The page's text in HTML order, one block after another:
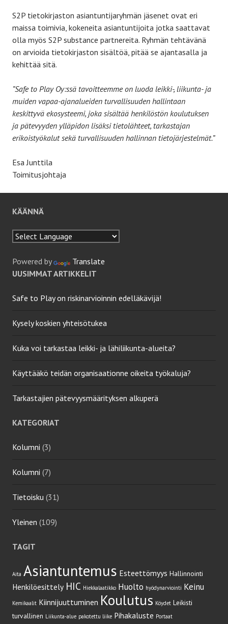
S2P tietokirjaston asiantuntijaryhmän jäsenet ovat eri
maissa toimivia, kokeneita asiantuntijoita jotka saattavat
olla myös S2P substance partnereita. Ryhmän tehtävänä
on arvioida tietokirjaston sisältöä, pitää se ajantasalla ja
kehittää sitä.
”Safe to Play Oy:ssä tavoitteemme on luoda leikki-, liikunta- ja
muiden vapaa-ajanalueiden turvallisuuden hallintaan
keskittyvä ekosysteemi, joka sisältää henkilöstön koulutuksen
ja pätevyyden ylläpidon lisäksi tietolähteet, tarkastajan
erikoistyökalut sekä turvallisuuden hallinnan tietojärjestelmät.”
Esa Junttila
Toimitusjohtaja
KÄÄNNÄ
Powered by
Translate
UUSIMMAT ARTIKKELIT
Safe to Play on riskinarvioinnin edelläkävijä!
Kysely koskien yhteisötukea
Kuka voi tarkastaa leikki- ja lähiliikunta-alueita?
Käyttääkö teidän organisaationne oikeita työkaluja?
Tarkastajien pätevyysmäärityksen alkuperä
KATEGORIAT
Kolumni (3)
Kolumni (7)
Tietoisku (31)
Yleinen (109)
TAGIT
Aita Asiantuntemus Esteettömyys Hallinnointi
Henkilöesittely HIC Hiekkalaatikko Huolto hyödynarviointi Keinu
Kemikaalit Kiinnijuuttuminen Koulutus Köydet Leikisti
turvallinen Liikunta-alue pakotettu liike Pihakaluste Portaat